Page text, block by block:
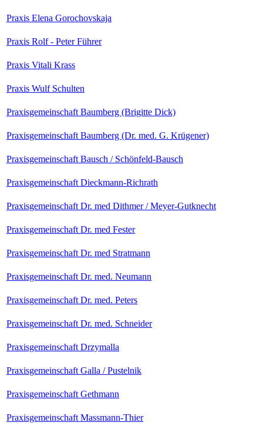
Praxis Elena Gorochovskaja
Praxis Rolf - Peter Führer
Praxis Vitali Krass
Praxis Wulf Schulten
Praxisgemeinschaft Baumberg (Brigitte Dick)
Praxisgemeinschaft Baumberg (Dr. med. G. Krügener)
Praxisgemeinschaft Bausch / Schönfeld-Bausch
Praxisgemeinschaft Dieckmann-Richrath
Praxisgemeinschaft Dr. med Dithmer / Meyer-Gutknecht
Praxisgemeinschaft Dr. med Fester
Praxisgemeinschaft Dr. med Stratmann
Praxisgemeinschaft Dr. med. Neumann
Praxisgemeinschaft Dr. med. Peters
Praxisgemeinschaft Dr. med. Schneider
Praxisgemeinschaft Drzymalla
Praxisgemeinschaft Galla / Pustelnik
Praxisgemeinschaft Gethmann
Praxisgemeinschaft Massmann-Thier